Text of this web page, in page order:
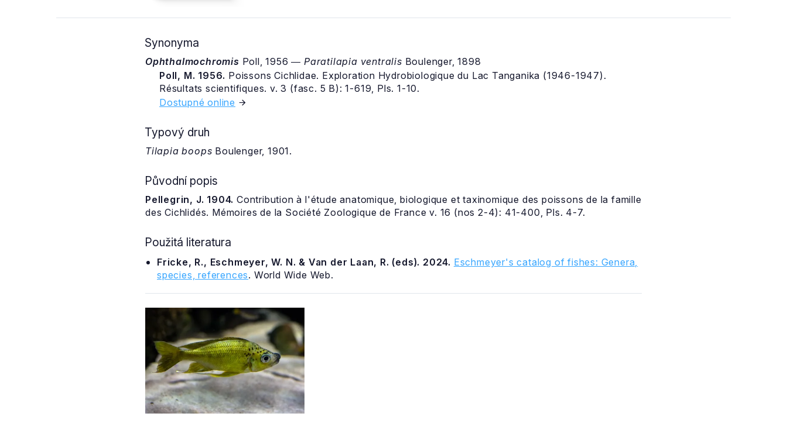
Synonyma
Ophthalmochromis Poll, 1956 ―Paratilapia ventralis Boulenger, 1898
Poll, M. 1956. Poissons Cichlidae. Exploration Hydrobiologique du Lac Tanganika (1946-1947).
Résultats scientifiques. v. 3 (fasc. 5 B): 1-619, Pls. 1-10.
Dostupné online
Typový druh
Tilapia boops Boulenger, 1901.
Původní popis
Pellegrin, J. 1904. Contribution à l'étude anatomique, biologique et taxinomique des poissons de la famille
des Cichlidés. Mémoires de la Société Zoologique de France v. 16 (nos 2-4): 41-400, Pls. 4-7.
Použitá literatura
Fricke, R., Eschmeyer, W. N. & Van der Laan, R. (eds). 2024. Eschmeyer's catalog of fishes: Genera,
species, references. World Wide Web.